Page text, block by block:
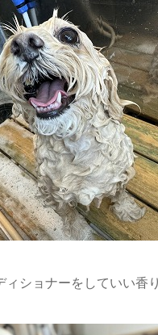
ィショナーをしていい香